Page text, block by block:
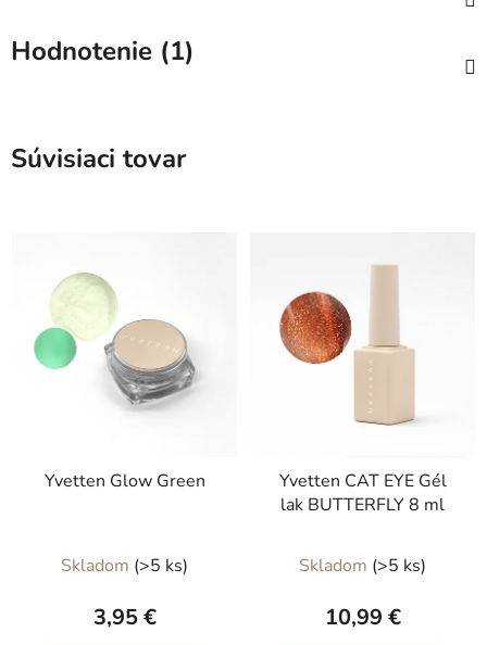
Hodnotenie (1)
Súvisiaci tovar
Yvetten Glow Green
Skladom (>5 ks)
3,95 €
Yvetten CAT EYE Gél
lak BUTTERFLY 8 ml
Skladom (>5 ks)
10,99 €